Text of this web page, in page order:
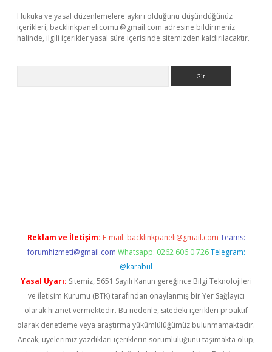
Hukuka ve yasal düzenlemelere aykırı olduğunu düşündüğünüz
içerikleri, backlinkpanelicomtr@gmail.com adresine bildirmeniz
halinde, ilgili içerikler yasal süre içerisinde sitemizden kaldırılacaktır.
Reklam ve İletişim: E-mail: backlinkpaneli@gmail.com Teams:
forumhizmeti@gmail.com Whatsapp: 0262 606 0 726 Telegram:
@karabul
Yasal Uyarı: Sitemiz, 5651 Sayılı Kanun gereğince Bilgi Teknolojileri
ve İletişim Kurumu (BTK) tarafından onaylanmış bir Yer Sağlayıcı
olarak hizmet vermektedir. Bu nedenle, sitedeki içerikleri proaktif
olarak denetleme veya araştırma yükümlülüğümüz bulunmamaktadır.
Ancak, üyelerimiz yazdıkları içeriklerin sorumluluğunu taşımakta olup,